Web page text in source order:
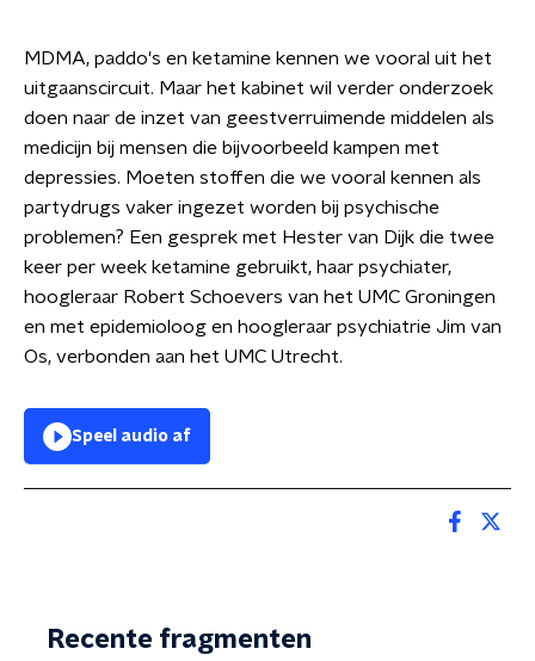
MDMA, paddo's en ketamine kennen we vooral uit het
uitgaanscircuit. Maar het kabinet wil verder onderzoek
doen naar de inzet van geestverruimende middelen als
medicijn bij mensen die bijvoorbeeld kampen met
depressies. Moeten stoffen die we vooral kennen als
partydrugs vaker ingezet worden bij psychische
problemen? Een gesprek met Hester van Dijk die twee
keer per week ketamine gebruikt, haar psychiater,
hoogleraar Robert Schoevers van het UMC Groningen
en met epidemioloog en hoogleraar psychiatrie Jim van
Os, verbonden aan het UMC Utrecht.
Speel audio af
Recente fragmenten